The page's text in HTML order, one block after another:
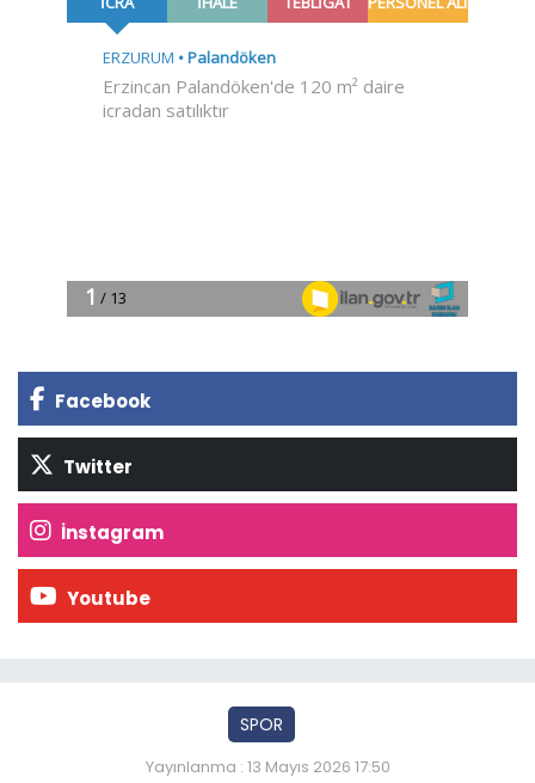
Facebook
Twitter
İnstagram
Youtube
SPOR
Yayınlanma : 13 Mayıs 2026 17:50